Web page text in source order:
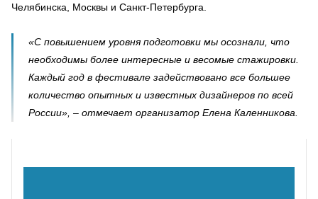
Челябинска, Москвы и Санкт-Петербурга.
«С повышением уровня подготовки мы осознали, что
необходимы более интересные и весомые стажировки.
Каждый год в фестивале задействовано все большее
количество опытных и известных дизайнеров по всей
России», – отмечает организатор Елена Каленникова.